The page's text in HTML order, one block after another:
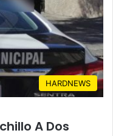
HARDNEWS
A Dos